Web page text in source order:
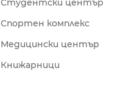
Студентски център
Спортен комплекс
Медицински център
Книжарници